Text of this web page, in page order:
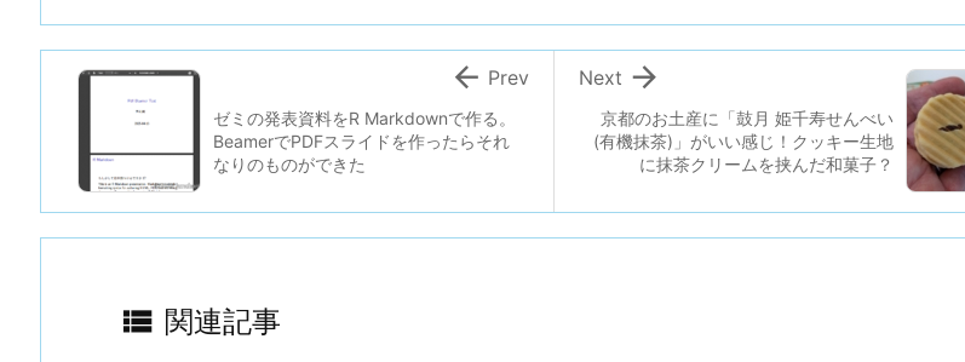
京都のお土産に「鼓月 姫千寿せんべい
(有機抹茶)」がいい感じ！クッキー生地
に抹茶クリームを挟んだ和菓子？

Next
ゼミの発表資料をR Markdownで作る。
BeamerでPDFスライドを作ったらそれ
なりのものができた
 Prev
 関連記事